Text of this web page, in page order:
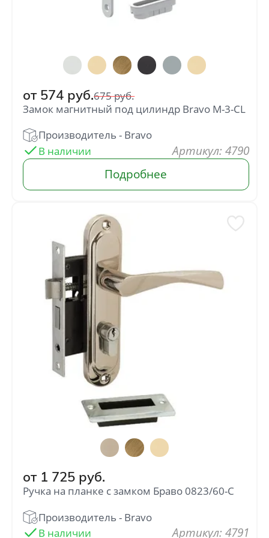
от 574 руб.675руб.
Замок магнитный под цилиндр Bravo M-3-CL
В наличии : 4790
от 1 725 руб.
Ручка на планке с замком Браво 0823/60-C
В наличии : 4791